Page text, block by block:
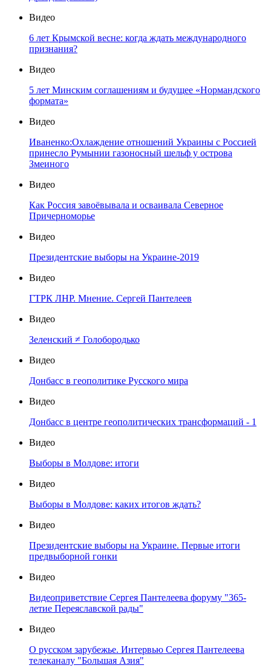
Видео
6 лет Крымской весне: когда ждать международного
признания?
Видео
5 лет Минским соглашениям и будущее «Нормандского
формата»
Видео
Иваненко:Охлаждение отношений Украины с Россией
принесло Румынии газоносный шельф у острова
Змеиного
Видео
Как Россия завоёвывала и осваивала Северное
Причерноморье
Видео
Президентские выборы на Украине-2019
Видео
ГТРК ЛНР. Мнение. Сергей Пантелеев
Видео
Зеленский ≠ Голобородько
Видео
Донбасс в геополитике Русского мира
Видео
Донбасс в центре геополитических трансформаций - 1
Видео
Выборы в Молдове: итоги
Видео
Выборы в Молдове: каких итогов ждать?
Видео
Президентские выборы на Украине. Первые итоги
предвыборной гонки
Видео
Видеоприветствие Сергея Пантелеева форуму "365-
летие Переяславской рады"
Видео
О русском зарубежье. Интервью Сергея Пантелеева
телеканалу "Большая Азия"